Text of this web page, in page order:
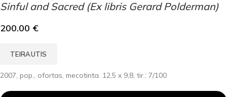
Sinful and Sacred (Ex libris Gerard Polderman)
200.00 €
TEIRAUTIS
2007, pop., ofortas, mecotinta. 12,5 x 9,8, tir.: 7/100